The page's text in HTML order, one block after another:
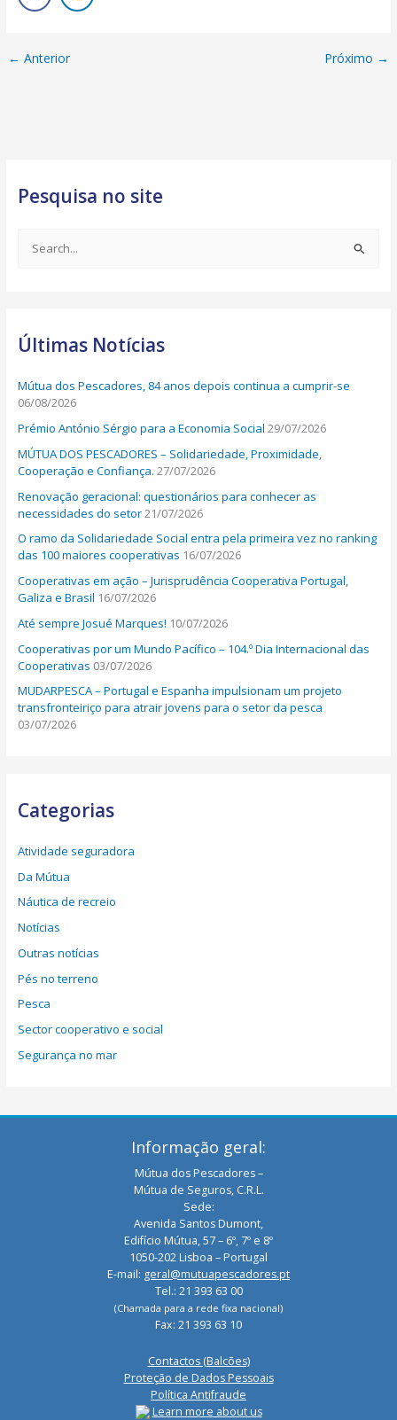
← Anterior Próximo →
Pesquisa no site
c
f
o
r
:
Últimas Notícias
Mútua dos Pescadores, 84 anos depois continua a cumprir-se
06/08/2026
Prémio António Sérgio para a Economia Social 29/07/2026
MÚTUA DOS PESCADORES – Solidariedade, Proximidade,
Cooperação e Confiança. 27/07/2026
Renovação geracional: questionários para conhecer as
necessidades do setor21/07/2026
O ramo da Solidariedade Social entra pela primeira vez no ranking
das 100 maiores cooperativas 16/07/2026
Cooperativas em ação – Jurisprudência Cooperativa Portugal,
Galiza e Brasil 16/07/2026
Até sempre Josué Marques! 10/07/2026
Cooperativas por um Mundo Pacífico – 104.º Dia Internacional das
Cooperativas 03/07/2026
MUDARPESCA – Portugal e Espanha impulsionam um projeto
transfronteiriço para atrair jovens para o setor da pesca
03/07/2026
Categorias
Atividade seguradora
Da Mútua
Náutica de recreio
Notícias
Outras notícias
Pés no terreno
Pesca
Sector cooperativo e social
Segurança no mar
Informação geral:
Mútua dos Pescadores –
Mútua de Seguros, C.R.L.
Sede:
Avenida Santos Dumont,
Edifício Mútua, 57 – 6º, 7º e 8º
1050-202 Lisboa – Portugal
E-mail: geral@mutuapescadores.pt
Tel.: 21 393 63 00
(Chamada para a rede fixa nacional)
Fax: 21 393 63 10
Contactos (Balcões)
Proteção de Dados Pessoais
Política Antifraude
Learn more about us